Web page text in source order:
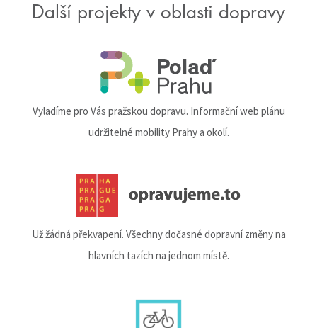
Další projekty v oblasti dopravy
Vyladíme pro Vás pražskou dopravu. Informační web plánu
udržitelné mobility Prahy a okolí.
Už žádná překvapení. Všechny dočasné dopravní změny na
hlavních tazích na jednom místě.